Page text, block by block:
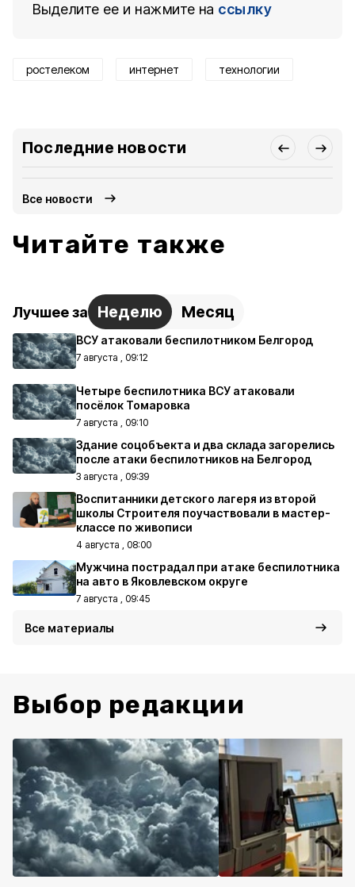
Выделите ее и нажмите на ссылку
ростелеком интернет технологии
Последние новости
Все новости
Читайте также
Лучшее за Неделю Месяц
ВСУ атаковали беспилотником Белгород
7 августа , 09:12
Четыре беспилотника ВСУ атаковали
посёлок Томаровка
7 августа , 09:10
Здание соцобъекта и два склада загорелись
после атаки беспилотников на Белгород
3 августа , 09:39
Воспитанники детского лагеря из второй
школы Строителя поучаствовали в мастер-
классе по живописи
4 августа , 08:00
Мужчина пострадал при атаке беспилотника
на авто в Яковлевском округе
7 августа , 09:45
Все материалы
Выбор редакции